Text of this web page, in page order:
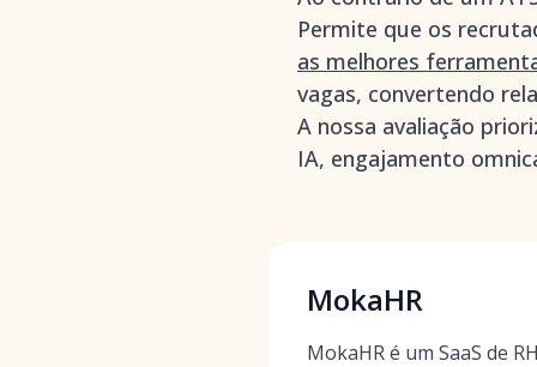
Permite que os
as melhores
vagas, convertendo
A nossa avaliação
IA, engajamento
MokaHR
MokaHR é um SaaS de